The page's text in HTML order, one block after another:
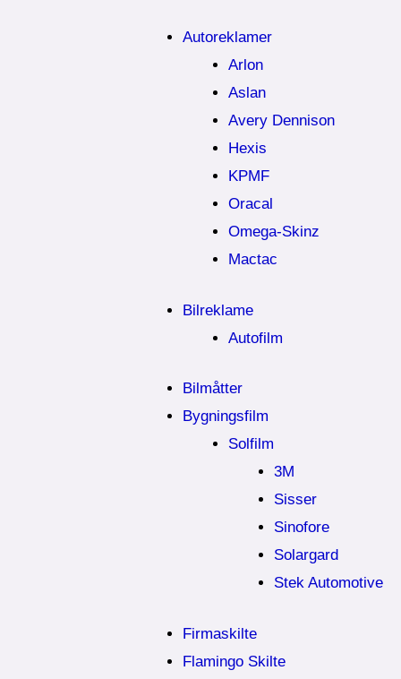
Autoreklamer
Arlon
Aslan
Avery Dennison
Hexis
KPMF
Oracal
Omega-Skinz
Mactac
Bilreklame
Autofilm
Bilmåtter
Bygningsfilm
Solfilm
3M
Sisser
Sinofore
Solargard
Stek Automotive
Firmaskilte
Flamingo Skilte